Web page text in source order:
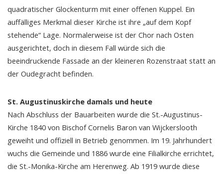
quadratischer Glockenturm mit einer offenen Kuppel. Ein
auffälliges Merkmal dieser Kirche ist ihre „auf dem Kopf
stehende“ Lage. Normalerweise ist der Chor nach Osten
ausgerichtet, doch in diesem Fall würde sich die
beeindruckende Fassade an der kleineren Rozenstraat statt an
der Oudegracht befinden.
St. Augustinuskirche damals und heute
Nach Abschluss der Bauarbeiten wurde die St.-Augustinus-
Kirche 1840 von Bischof Cornelis Baron van Wijckerslooth
geweiht und offiziell in Betrieb genommen. Im 19. Jahrhundert
wuchs die Gemeinde und 1886 wurde eine Filialkirche errichtet,
die St.-Monika-Kirche am Herenweg. Ab 1919 wurde diese